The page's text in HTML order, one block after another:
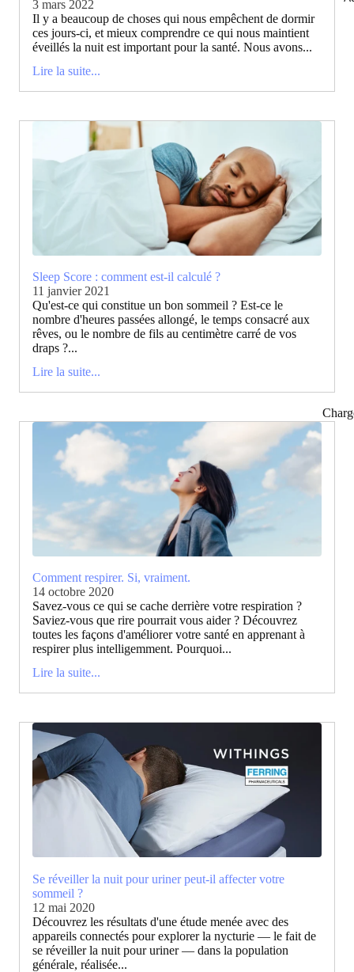
3 mars 2022
Il y a beaucoup de choses qui nous empêchent de dormir
ces jours-ci, et mieux comprendre ce qui nous maintient
éveillés la nuit est important pour la santé. Nous avons...
Lire la suite...
Sleep Score : comment est-il calculé ?
11 janvier 2021
Qu'est-ce qui constitue un bon sommeil ? Est-ce le
nombre d'heures passées allongé, le temps consacré aux
rêves, ou le nombre de fils au centimètre carré de vos
draps ?...
Lire la suite...
Comment respirer. Si, vraiment.
14 octobre 2020
Savez-vous ce qui se cache derrière votre respiration ?
Saviez-vous que rire pourrait vous aider ? Découvrez
toutes les façons d'améliorer votre santé en apprenant à
respirer plus intelligemment. Pourquoi...
Lire la suite...
Se réveiller la nuit pour uriner peut-il affecter votre
sommeil ?
12 mai 2020
Découvrez les résultats d'une étude menée avec des
appareils connectés pour explorer la nycturie — le fait de
se réveiller la nuit pour uriner — dans la population
générale, réalisée...